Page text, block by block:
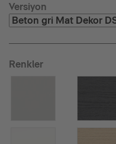
Versiyon
Renkler